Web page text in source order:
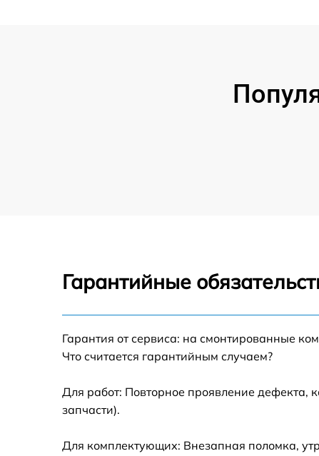
Гарантийные
Гарантия от сервиса: на смонтированные
Что считается гарантийным случаем?
Для работ: Повторное проявление дефекта,
запчасти).
Для комплектующих: Внезапная поломка,